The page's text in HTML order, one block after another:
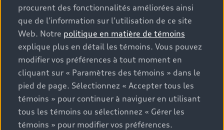
À plein régime vers le
progrès. Au-delà de la
ligne d’arrivée.
procurent des fonctionnalités améliorées ainsi
que de l’information sur l’utilisation de ce site
Web. Notre politique en matière de témoins
explique plus en détail les témoins. Vous pouvez
modifier vos préférences à tout moment en
cliquant sur « Paramètres des témoins » dans le
pied de page. Sélectionnez « Accepter tous les
témoins » pour continuer à naviguer en utilisant
tous les témoins ou sélectionnez « Gérer les
témoins » pour modifier vos préférences.